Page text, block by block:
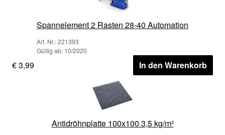
Spannelement 2 Rasten 28-40 Automation
Art. Nr.: 221393
Gültig ab: 10/2020
€ 3,99 In den Warenkorb
Antidröhnplatte 100x100 3,5 kg/m²